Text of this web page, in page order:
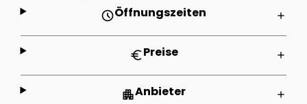
scheduleÖffnungszeiten add
euroPreise add
apartmentAnbieter add